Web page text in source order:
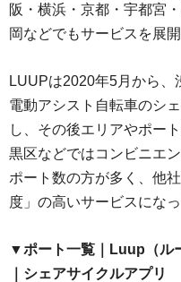
阪・横浜・京都・宇都宮
岡などでもサービスを展開
LUUPは2020年5月から
電動アシスト自転車のシ
し、その後エリアやポー
黒区などではコンビニエ
ポート数の方が多く、他
度」の高いサービスにな
▼ポート一覧｜Luup（ル
｜シェアサイクルアプリ